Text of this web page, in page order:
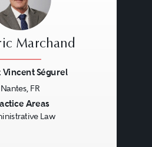
Marchand
Vincent Ségurel
Nantes, FR
Areas
Law